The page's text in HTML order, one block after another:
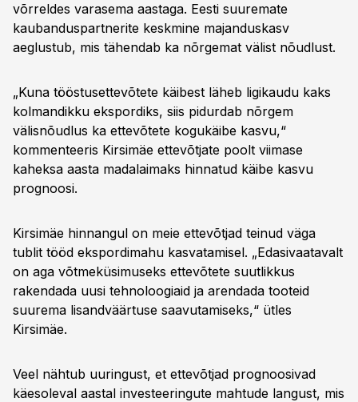
võrreldes varasema aastaga. Eesti suuremate
kaubanduspartnerite keskmine majanduskasv
aeglustub, mis tähendab ka nõrgemat välist nõudlust.
„Kuna tööstusettevõtete käibest läheb ligikaudu kaks
kolmandikku ekspordiks, siis pidurdab nõrgem
välisnõudlus ka ettevõtete kogukäibe kasvu,“
kommenteeris Kirsimäe ettevõtjate poolt viimase
kaheksa aasta madalaimaks hinnatud käibe kasvu
prognoosi.
Kirsimäe hinnangul on meie ettevõtjad teinud väga
tublit tööd ekspordimahu kasvatamisel. „Edasivaatavalt
on aga võtmeküsimuseks ettevõtete suutlikkus
rakendada uusi tehnoloogiaid ja arendada tooteid
suurema lisandväärtuse saavutamiseks,“ ütles
Kirsimäe.
Veel nähtub uuringust, et ettevõtjad prognoosivad
käesoleval aastal investeeringute mahtude langust, mis